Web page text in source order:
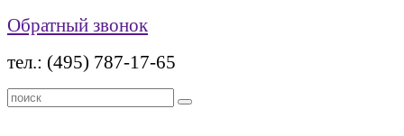
Обратный звонок
тел.: (495) 787-17-65